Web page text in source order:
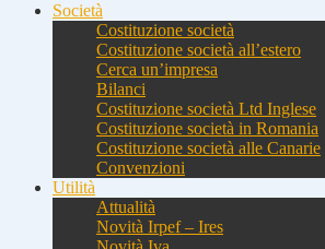
Società
Costituzione società
Costituzione società all’estero
Cerca un’impresa
Bilanci
Costituzione società Ltd Inglese
Costituzione società in Romania
Costituzione società alle Canarie
Convenzioni
Utilità
Attualità
Novità Irpef – Ires